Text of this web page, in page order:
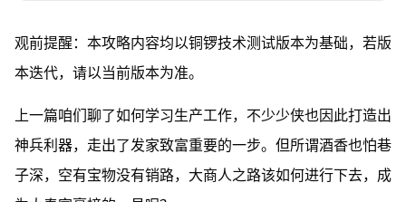
观前提醒：本攻略内容均以铜锣技术测试版本为基础，若版
本迭代，请以当前版本为准。
上一篇咱们聊了如何学习生产工作，不少少侠也因此打造出
神兵利器，走出了发家致富重要的一步。但所谓酒香也怕巷
子深，空有宝物没有销路，大商人之路该如何进行下去，成